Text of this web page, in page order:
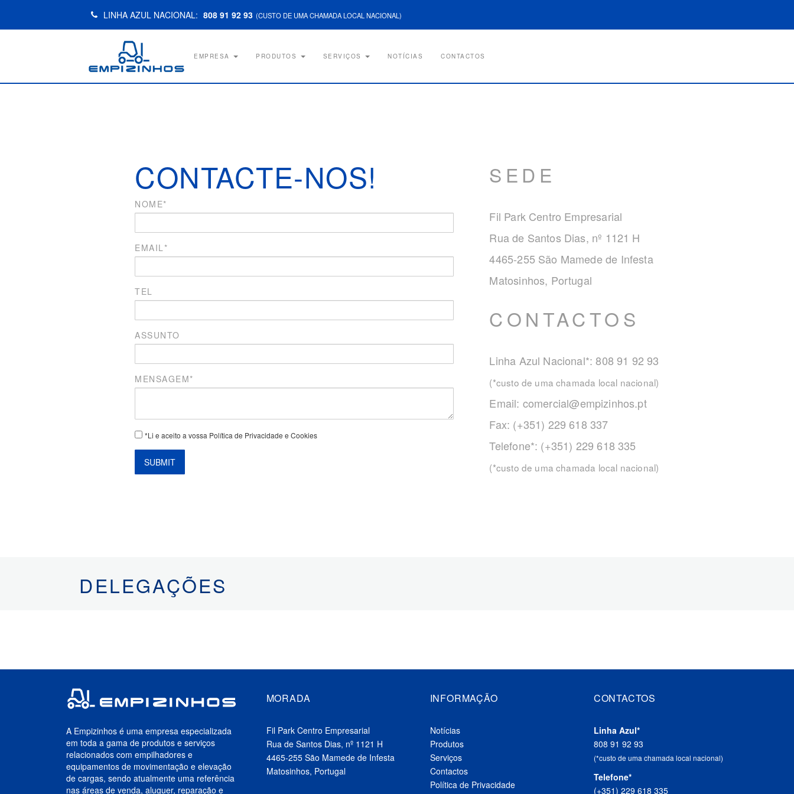
LINHA AZUL NACIONAL: 808 91 92 93 (CUSTO DE UMA CHAMADA LOCAL NACIONAL)
EMPRESA PRODUTOS SERVIÇOS NOTÍCIAS CONTACTOS
CONTACTE-NOS!
NOME*
EMAIL*
TEL
ASSUNTO
MENSAGEM*
*Li e aceito a vossa Política de Privacidade e Cookies
SUBMIT
SEDE
Fil Park Centro Empresarial
Rua de Santos Dias, nº 1121 H
4465-255 São Mamede de Infesta
Matosinhos, Portugal
CONTACTOS
Linha Azul Nacional*: 808 91 92 93
(*custo de uma chamada local nacional)
Email: comercial@empizinhos.pt
Fax: (+351) 229 618 337
Telefone*: (+351) 229 618 335
(*custo de uma chamada local nacional)
DELEGAÇÕES
A Empizinhos é uma empresa especializada
em toda a gama de produtos e serviços
relacionados com empilhadores e
equipamentos de movimentação e elevação
de cargas, sendo atualmente uma referência
nas áreas de venda, aluguer, reparação e
MORADA
Fil Park Centro Empresarial
Rua de Santos Dias, nº 1121 H
4465-255 São Mamede de Infesta
Matosinhos, Portugal
INFORMAÇÃO
Notícias
Produtos
Serviços
Contactos
Política de Privacidade
CONTACTOS
Linha Azul*
808 91 92 93
(*custo de uma chamada local nacional)
Telefone*
(+351) 229 618 335